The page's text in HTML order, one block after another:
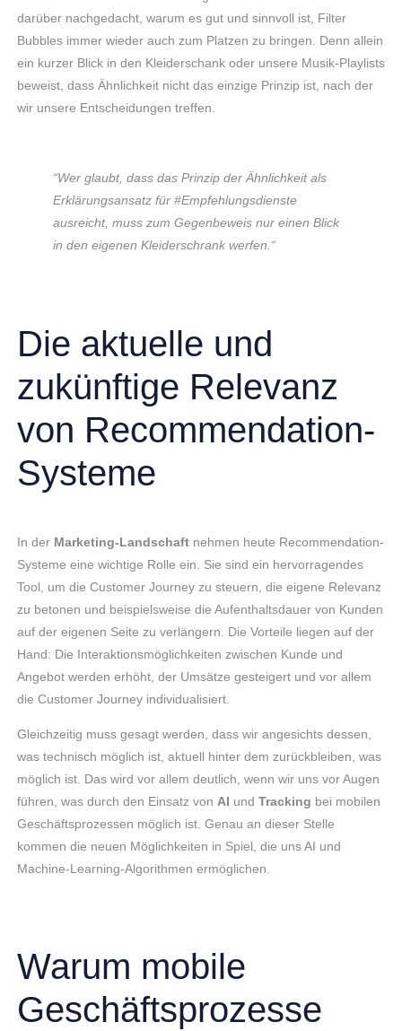
darüber nachgedacht, warum es gut und sinnvoll ist, Filter
Bubbles immer wieder auch zum Platzen zu bringen. Denn allein
ein kurzer Blick in den Kleiderschank oder unsere Musik-Playlists
beweist, dass Ähnlichkeit nicht das einzige Prinzip ist, nach der
wir unsere Entscheidungen treffen.
“Wer glaubt, dass das Prinzip der Ähnlichkeit als
Erklärungsansatz für #Empfehlungsdienste
ausreicht, muss zum Gegenbeweis nur einen Blick
in den eigenen Kleiderschrank werfen.“
Die aktuelle und
zukünftige Relevanz
von Recommendation-
Systeme
In der Marketing-Landschaftnehmen heute Recommendation-
Systeme eine wichtige Rolle ein. Sie sind ein hervorragendes
Tool, um die Customer Journey zu steuern, die eigene Relevanz
zu betonen und beispielsweise die Aufenthaltsdauer von Kunden
auf der eigenen Seite zu verlängern. Die Vorteile liegen auf der
Hand: Die Interaktionsmöglichkeiten zwischen Kunde und
Angebot werden erhöht, der Umsätze gesteigert und vor allem
die Customer Journey individualisiert.
Gleichzeitig muss gesagt werden, dass wir angesichts dessen,
was technisch möglich ist, aktuell hinter dem zurückbleiben, was
möglich ist. Das wird vor allem deutlich, wenn wir uns vor Augen
führen, was durch den Einsatz von AI und Tracking bei mobilen
Geschäftsprozessen möglich ist. Genau an dieser Stelle
kommen die neuen Möglichkeiten in Spiel, die uns AI und
Machine-Learning-Algorithmen ermöglichen.
Warum mobile
Geschäftsprozesse